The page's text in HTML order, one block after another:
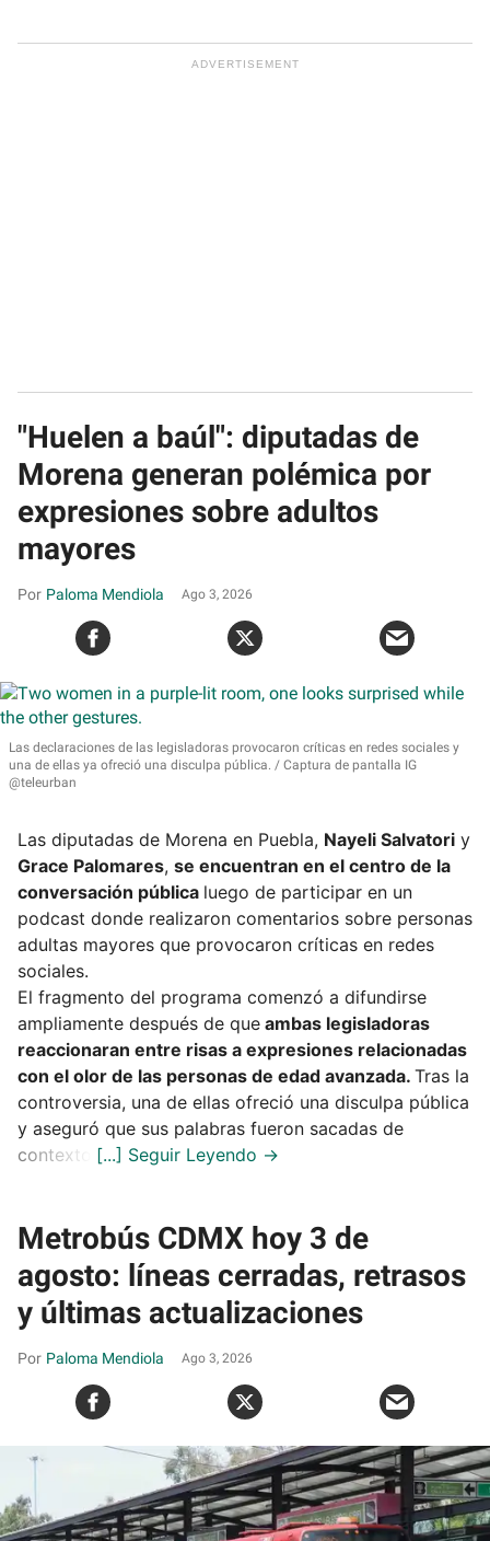
"Huelen a baúl": diputadas de
Morena generan polémica por
expresiones sobre adultos
mayores
Paloma Mendiola Ago 3, 2026
Las declaraciones de las legisladoras provocaron críticas en redes sociales y
una de ellas ya ofreció una disculpa pública.
Captura de pantalla IG
@teleurban
Las diputadas de Morena en Puebla, Nayeli Salvatori y
Grace Palomares, se encuentran en el centro de la
conversación pública luego de participar en un
podcast donde realizaron comentarios sobre personas
adultas mayores que provocaron críticas en redes
sociales.
El fragmento del programa comenzó a difundirse
ampliamente después de que ambas legisladoras
reaccionaran entre risas a expresiones relacionadas
con el olor de las personas de edad avanzada. Tras la
controversia, una de ellas ofreció una disculpa pública
y aseguró que sus palabras fueron sacadas de
contexto.
Metrobús CDMX hoy 3 de
agosto: líneas cerradas, retrasos
y últimas actualizaciones
Paloma Mendiola Ago 3, 2026